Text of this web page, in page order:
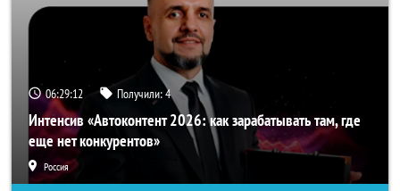
06:29:11 Получили:4
Интенсив «Автоконтент 2026: как зарабатывать там, где
еще нет конкурентов»
Россия